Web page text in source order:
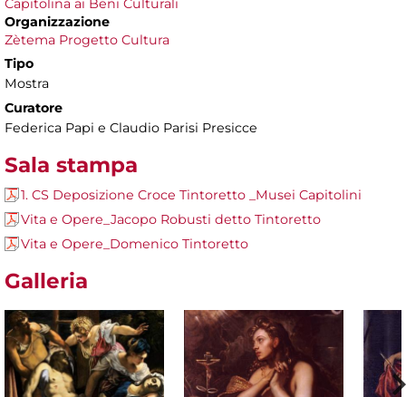
Capitolina ai Beni Culturali
Organizzazione
Zètema Progetto Cultura
Tipo
Mostra
Curatore
Federica Papi e Claudio Parisi Presicce
Sala stampa
1. CS Deposizione Croce Tintoretto _Musei Capitolini
Vita e Opere_Jacopo Robusti detto Tintoretto
Vita e Opere_Domenico Tintoretto
Galleria